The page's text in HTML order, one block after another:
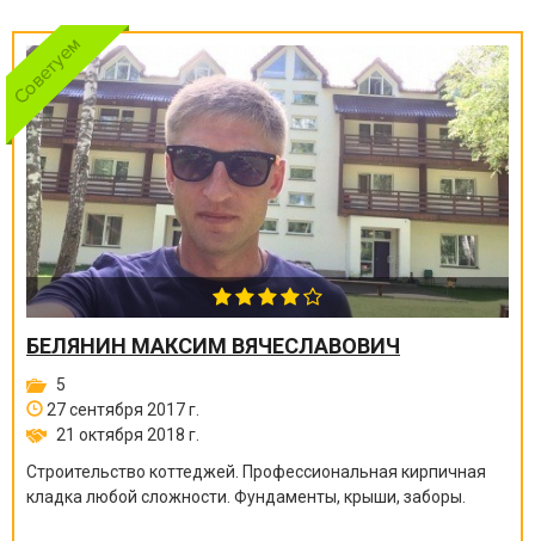
БЕЛЯНИН МАКСИМ ВЯЧЕСЛАВОВИЧ
5
27 сентября 2017 г.
21 октября 2018 г.
Строительство коттеджей. Профессиональная кирпичная
кладка любой сложности. Фундаменты, крыши, заборы.